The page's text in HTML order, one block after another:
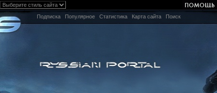
Подписка Популярное Статистика Карта сайта Поиск